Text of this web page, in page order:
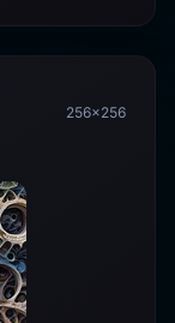
256×256